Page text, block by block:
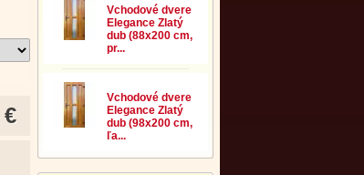
Vchodové dvere
Elegance Zlatý
dub (88x200 cm,
pr...
Vchodové dvere
Elegance Zlatý
dub (98x200 cm,
ľa...
€